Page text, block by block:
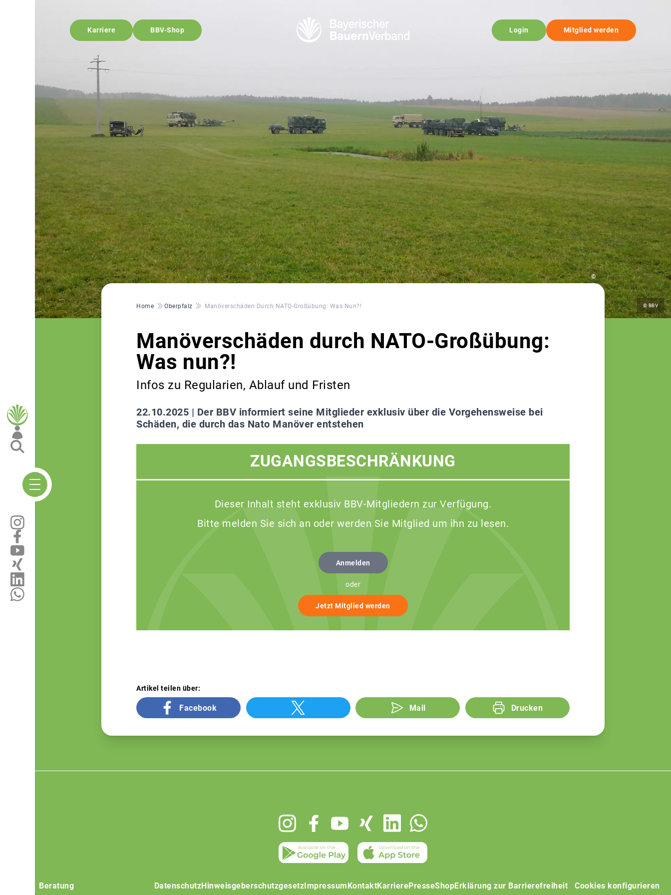
Karriere BBV-Shop Login Mitglied werden
© BBV
©
Pfadnavigation
Home Oberpfalz Manöverschäden Durch NATO-Großübung: Was Nun?!
Manöverschäden durch NATO-Großübung:
Was nun?!
Infos zu Regularien, Ablauf und Fristen
22.10.2025 | Der BBV informiert seine Mitglieder exklusiv über die Vorgehensweise bei
Schäden, die durch das Nato Manöver entstehen
ZUGANGSBESCHRÄNKUNG
Dieser Inhalt steht exklusiv BBV-Mitgliedern zur Verfügung.
Bitte melden Sie sich an oder werden Sie Mitglied um ihn zu lesen.
Anmelden
oder
Jetzt Mitglied werden
Artikel teilen über:
Facebook Mail Drucken
Beratung DatenschutzHinweisgeberschutzgesetzImpressumKontaktKarrierePresseShopErklärung zur Barrierefreiheit Cookies konfigurieren